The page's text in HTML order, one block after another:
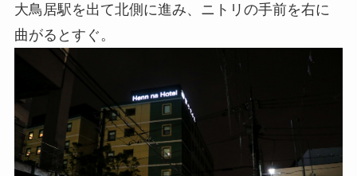
大鳥居駅を出て北側に進み、ニトリの手前を右に
曲がるとすぐ。